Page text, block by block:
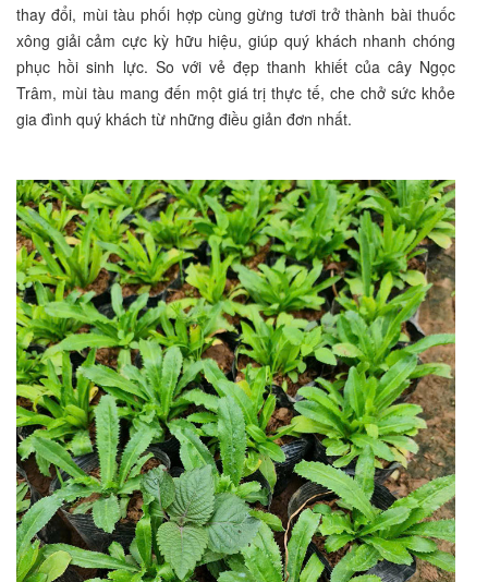
thay đổi, mùi tàu phối hợp cùng gừng tươi trở thành bài thuốc
xông giải cảm cực kỳ hữu hiệu, giúp quý khách nhanh chóng
phục hồi sinh lực. So với vẻ đẹp thanh khiết của cây Ngọc
Trâm, mùi tàu mang đến một giá trị thực tế, che chở sức khỏe
gia đình quý khách từ những điều giản đơn nhất.